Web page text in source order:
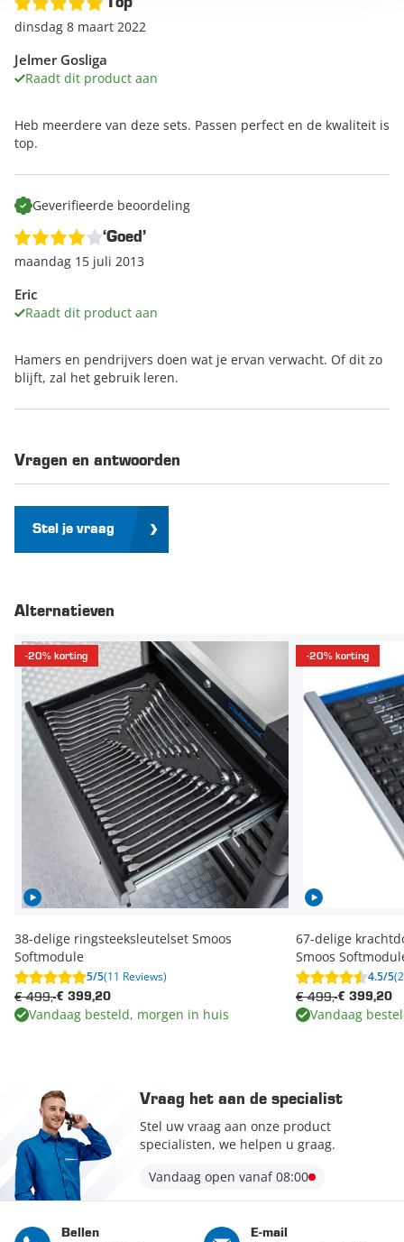
Jelmer Gosliga
Raadt dit product aan
dinsdag 8 maart 2022
Heb meerdere van deze sets. Passen perfect en de kwaliteit is
top.
Geverifieerde beoordeling
Eric
Raadt dit product aan
‘Goed’
maandag 15 juli 2013
Hamers en pendrijvers doen wat je ervan verwacht. Of dit zo
blijft, zal het gebruik leren.
Vragen en antwoorden
Stel je vraag
Alternatieven
-20% korting
38-delige ringsteeksleutelset Smoos
Softmodule
5/5(11 Reviews)
€ 399,20
€ 499,-
Vandaag besteld, morgen in huis
-20% korting
67-delige
Smoos
4.5/5
€ 399,20
€ 499,-
Vandaag
Vraag het aan de specialist
Stel uw vraag aan onze product
specialisten, we helpen u graag.
Vandaag open vanaf 08:00
Bellen E-mail